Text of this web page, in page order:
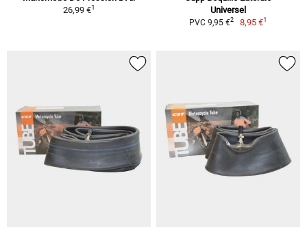
26,99 €1
Universel
PVC 9,95 €2 8,95 €1